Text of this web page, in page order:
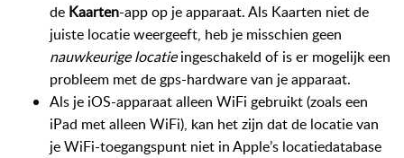
de Kaarten-app op je apparaat. Als Kaarten niet de
juiste locatie weergeeft, heb je misschien geen
nauwkeurige locatieingeschakeld of is er mogelijk een
probleem met de gps-hardware van je apparaat.
Als je iOS-apparaat alleen WiFi gebruikt (zoals een
iPad met alleen WiFi), kan het zijn dat de locatie van
je WiFi-toegangspunt niet in Apple’s locatiedatabase